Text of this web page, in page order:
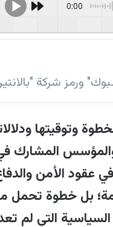
0:00
ورمز شركة
"فيسبوك" ورمز
ثيل قصرًا
وتوقيتها
المشارك
عقود الأمن
بل خطوة تحمل
التي لم